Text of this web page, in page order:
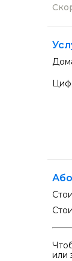
или